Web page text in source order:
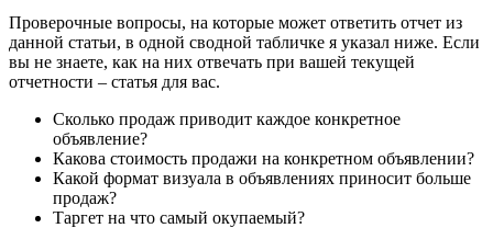
Проверочные вопросы, на которые может ответить отчет из
данной статьи, в одной сводной табличке я указал ниже. Если
вы не знаете, как на них отвечать при вашей текущей
отчетности – статья для вас.
Сколько продаж приводит каждое конкретное
объявление?
Какова стоимость продажи на конкретном объявлении?
Какой формат визуала в объявлениях приносит больше
продаж?
Таргет на что самый окупаемый?